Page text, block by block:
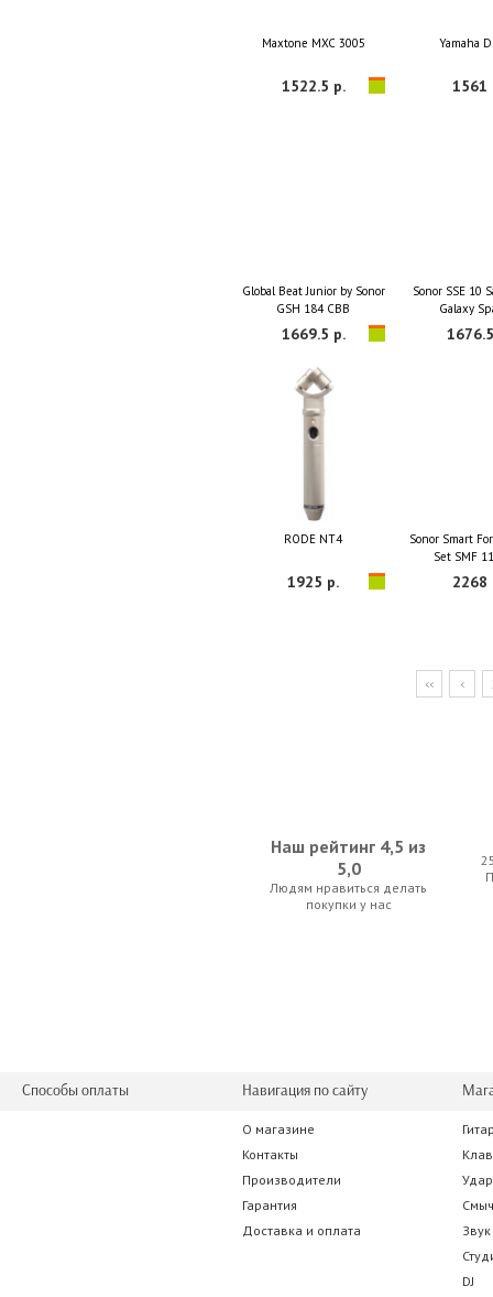
Maxtone MXC 3005
1522.5 р.
Yamaha
1561
Global Beat Junior by Sonor
GSH 184 CBB
1669.5 р.
Sonor SSE 10
Galaxy
RODE NT4
1925 р.
Sonor Smart
Set SMF
2268
<< <
Наш рейтинг 4,5 из
5,0
Людям нравиться делать
покупки у нас
Способы оплаты Навигация по сайту
О магазине
Контакты
Производители
Гарантия
Доставка и оплата
Звук
DJ